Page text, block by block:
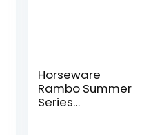
Horseware
Rambo Summer
Series